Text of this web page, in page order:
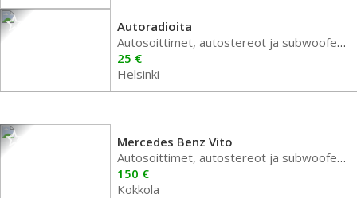
Autoradioita
Autosoittimet, autostereot ja subwoofer autoon
25 €
Helsinki
Mercedes Benz Vito
Autosoittimet, autostereot ja subwoofer autoon
150 €
Kokkola